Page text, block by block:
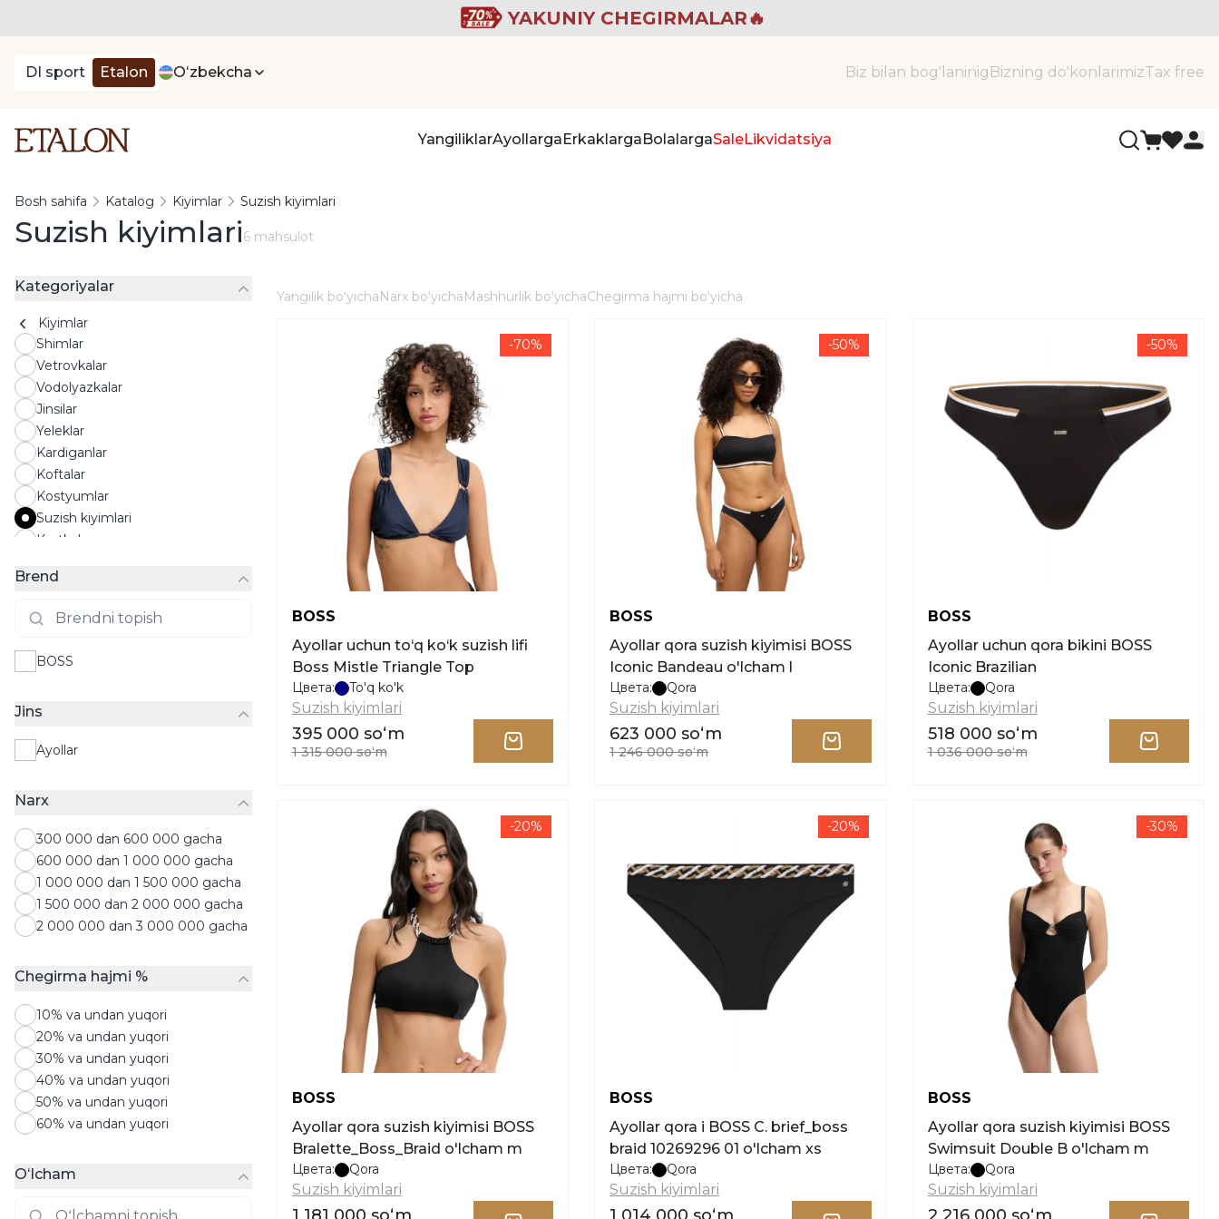
YAKUNIY CHEGIRMALAR🔥
DI sport Etalon Oʻzbekcha Biz bilan bog'laninig Bizning do'konlarimizTax free
YangiliklarAyollargaErkaklargaBolalargaSaleLikvidatsiya
Bosh sahifa Katalog Kiyimlar Suzish kiyimlari
Suzish kiyimlari6 mahsulot
Kategoriyalar
Kiyimlar
Shimlar
Vetrovkalar
Vodolyazkalar
Jinsilar
Yeleklar
Kardiganlar
Koftalar
Kostyumlar
Suzish kiyimlari
Kurtkalar
Maykalar
Paltolar
Pijamalar
Liboslar
Polo
Ko'ylaklar
Svitshotlar
Tolstovkalar
Toplar
Futbolkalar
Xalatlar
Shortilar
Brend
BOSS
Jins
Ayollar
Narx
300 000 dan 600 000 gacha
600 000 dan 1 000 000 gacha
1 000 000 dan 1 500 000 gacha
1 500 000 dan 2 000 000 gacha
2 000 000 dan 3 000 000 gacha
Chegirma hajmi %
10% va undan yuqori
20% va undan yuqori
30% va undan yuqori
40% va undan yuqori
50% va undan yuqori
60% va undan yuqori
Oʻlcham
Yangilik boʻyichaNarx boʻyichaMashhurlik boʻyichaChegirma hajmi boʻyicha
-70%
BOSS
Ayollar uchun to‘q ko‘k suzish lifi
Boss Mistle Triangle Top
Цвета: To'q ko'k
Suzish kiyimlari
395 000 soʻm
1 315 000 soʻm
-50%
BOSS
Ayollar qora suzish kiyimisi BOSS
Iconic Bandeau o'lcham l
Цвета: Qora
Suzish kiyimlari
623 000 soʻm
1 246 000 soʻm
-50%
BOSS
Ayollar uchun qora bikini BOSS
Iconic Brazilian
Цвета: Qora
Suzish kiyimlari
518 000 soʻm
1 036 000 soʻm
-20%
BOSS
Ayollar qora suzish kiyimisi BOSS
Bralette_Boss_Braid o'lcham m
Цвета: Qora
Suzish kiyimlari
-20%
BOSS
Ayollar qora i BOSS C. brief_boss
braid 10269296 01 o'lcham xs
Цвета: Qora
Suzish kiyimlari
-30%
BOSS
Ayollar qora suzish kiyimisi BOSS
Swimsuit Double B o'lcham m
Цвета: Qora
Suzish kiyimlari